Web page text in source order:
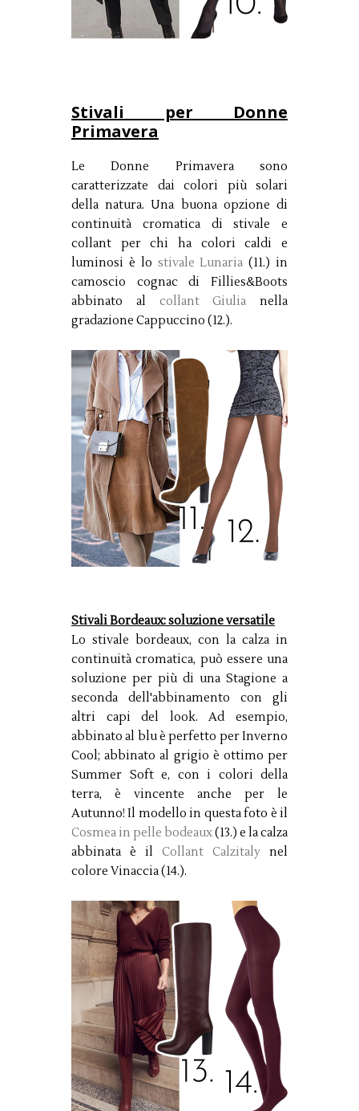
Stivali per Donne
Primavera
Le Donne Primavera sono
caratterizzate dai colori più solari
della natura. Una buona opzione di
continuità cromatica di stivale e
collant per chi ha colori caldi e
luminosi è lo stivale Lunaria (11.) in
camoscio cognac di Fillies&Boots
abbinato al collant Giulia nella
gradazione Cappuccino (12.).
Stivali Bordeaux: soluzione versatile
Lo stivale bordeaux, con la calza in
continuità cromatica, può essere una
soluzione per più di una Stagione a
seconda dell'abbinamento con gli
altri capi del look. Ad esempio,
abbinato al blu è perfetto per Inverno
Cool; abbinato al grigio è ottimo per
Summer Soft e, con i colori della
terra, è vincente anche per le
Autunno! Il modello in questa foto è il
Cosmea in pelle bodeaux(13.) e la calza
abbinata è il Collant Calzitaly nel
colore Vinaccia (14.).